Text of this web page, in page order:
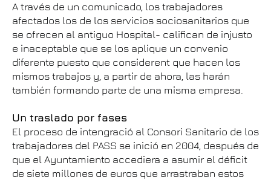
A través de un comunicado, los trabajadores
afectados los de los servicios sociosanitarios que
se ofrecen al antiguo Hospital- califican de injusto
e inaceptable que se los aplique un convenio
diferente puesto que considerent que hacen los
mismos trabajos y, a partir de ahora, las harán
también formando parte de una misma empresa.
Un traslado por fases
El proceso de intengració al Consori Sanitario de los
trabajadores del PASS se inició en 2004, después de
que el Ayuntamiento accediera a asumir el déficit
de siete millones de euros que arrastraban estos